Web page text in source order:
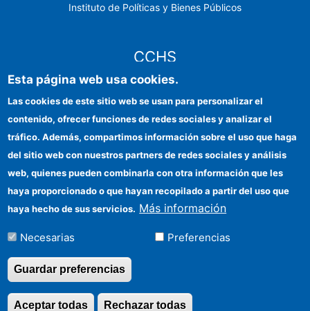
Instituto de Políticas y Bienes Públicos
CCHS
Identidad institucional
Ayudas FEDER
Organismos financiadores
Contacto
Cómo llegar
Esta página web usa cookies.
Las cookies de este sitio web se usan para personalizar el
contenido, ofrecer funciones de redes sociales y analizar el
tráfico. Además, compartimos información sobre el uso que haga
del sitio web con nuestros partners de redes sociales y análisis
web, quienes pueden combinarla con otra información que les
haya proporcionado o que hayan recopilado a partir del uso que
haya hecho de sus servicios. Más información
Necesarias Preferencias
Guardar preferencias
Rechazar todas
Aceptar todas